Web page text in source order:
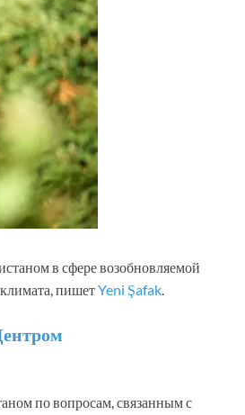
в сфере возобновляемой
пишетYeni Şafak.
по вопросам, связанным с